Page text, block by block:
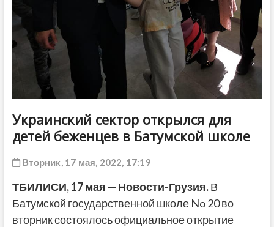
Украинский сектор открылся для
детей беженцев в Батумской школе
Вторник, 17 мая, 2022, 17:19
ТБИЛИСИ, 17 мая — Новости-Грузия.В
Батумской государственной школе No 20 во
вторник состоялось официальное открытие